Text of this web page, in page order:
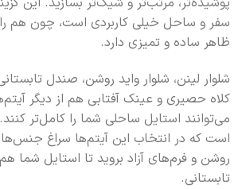
سفر و ساحل خیلی کاربردی است، چون هم
ظاهر ساده و تمیزی دارد.
شلوار لینن، شلوار واید روشن، صندل
کلاه حصیری و عینک آفتابی هم از دیگر
می‌توانند استایل ساحلی شما را کامل‌تر
است که در انتخاب این آیتم‌ها سراغ
روشن و فرم‌های آزاد بروید تا استایل شما
تابستانی.